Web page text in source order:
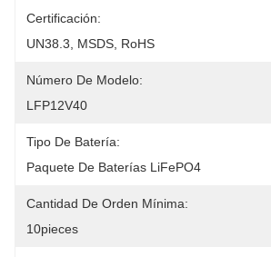
Certificación:
UN38.3, MSDS, RoHS
Número De Modelo:
LFP12V40
Tipo De Batería:
Paquete De Baterías LiFePO4
Cantidad De Orden Mínima:
10pieces